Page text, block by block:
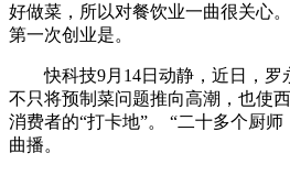
好做菜，所以对餐饮业一曲很关心
第一次创业是。
快科技9月14日动静，近日，罗
不只将预制菜问题推向高潮，也使
消费者的“打卡地”。 “二十多个厨
曲播。